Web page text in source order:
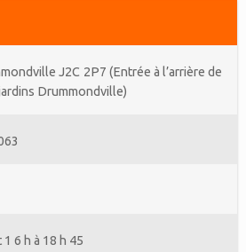
J2C 2P7 (Entrée à l’arrière de
Drummondville)
6 h à 18 h 45